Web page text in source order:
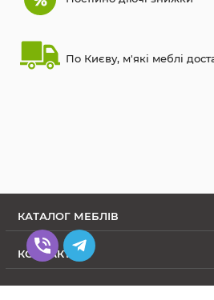
По Києву, м'які меблі
КАТАЛОГ МЕБЛІВ
КОНТАКТИ